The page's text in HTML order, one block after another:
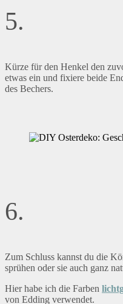
5.
Kürze für den Henkel den
etwas ein und fixiere beide
des Bechers.
6.
Zum Schluss kannst du die
sprühen oder sie auch ganz
Hier habe ich die Farben
von Edding verwendet.